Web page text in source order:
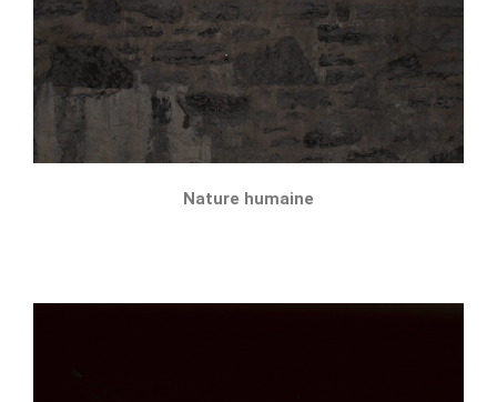
Nature humaine